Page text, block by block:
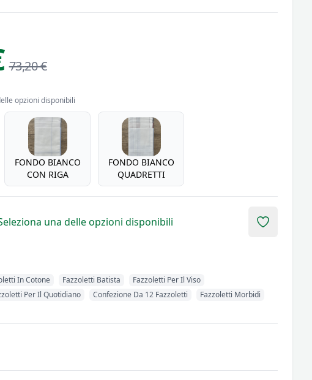
73,20 €
opzioni disponibili
FONDO BIANCO
CON RIGA
FONDO BIANCO
QUADRETTI
una delle opzioni disponibili Add to
In Cotone Fazzoletti Batista
Fazzoletti Per Il Viso
Per Il Quotidiano Confezione Da 12 Fazzoletti
Fazzoletti Morbidi